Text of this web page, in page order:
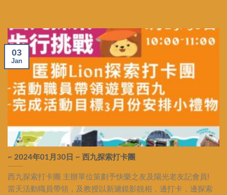
~ 2024年01月30日 ~ 西九探索打卡團
西九探索打卡團 主辦單位策劃予快樂之友及陽光老友記會員!
當天活動職員帶領，及教授以新濾鏡影靚相，邊打卡，邊探索
03
Jan